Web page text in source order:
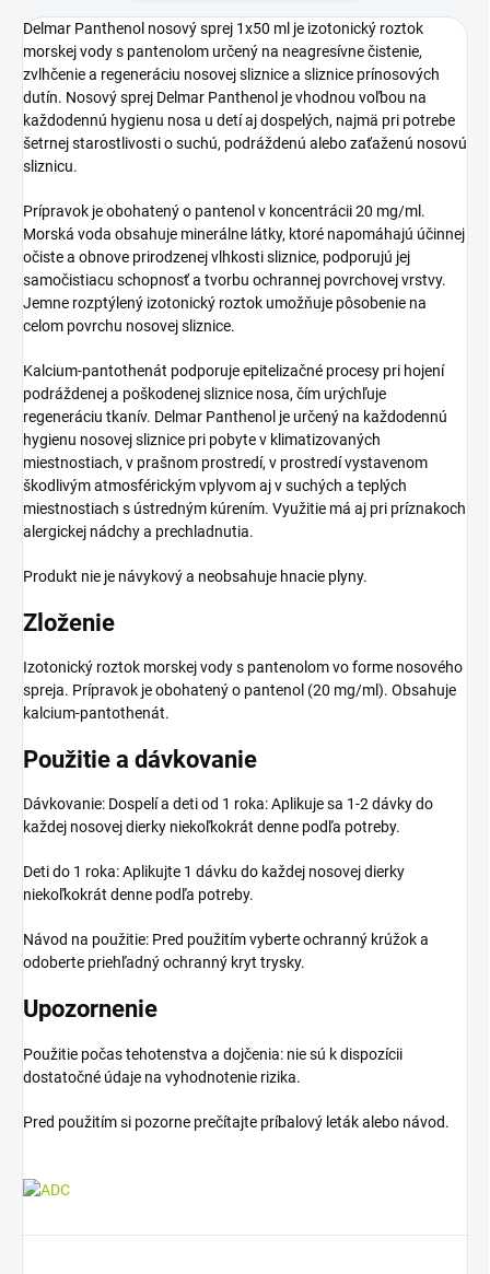
Delmar Panthenol nosový sprej 1x50 ml je izotonický roztok
morskej vody s pantenolom určený na neagresívne čistenie,
zvlhčenie a regeneráciu nosovej sliznice a sliznice prínosových
dutín. Nosový sprej Delmar Panthenol je vhodnou voľbou na
každodennú hygienu nosa u detí aj dospelých, najmä pri potrebe
šetrnej starostlivosti o suchú, podráždenú alebo zaťaženú nosovú
sliznicu.
Prípravok je obohatený o pantenol v koncentrácii 20 mg/ml.
Morská voda obsahuje minerálne látky, ktoré napomáhajú účinnej
očiste a obnove prirodzenej vlhkosti sliznice, podporujú jej
samočistiacu schopnosť a tvorbu ochrannej povrchovej vrstvy.
Jemne rozptýlený izotonický roztok umožňuje pôsobenie na
celom povrchu nosovej sliznice.
Kalcium-pantothenát podporuje epitelizačné procesy pri hojení
podráždenej a poškodenej sliznice nosa, čím urýchľuje
regeneráciu tkanív. Delmar Panthenol je určený na každodennú
hygienu nosovej sliznice pri pobyte v klimatizovaných
miestnostiach, v prašnom prostredí, v prostredí vystavenom
škodlivým atmosférickým vplyvom aj v suchých a teplých
miestnostiach s ústredným kúrením. Využitie má aj pri príznakoch
alergickej nádchy a prechladnutia.
Produkt nie je návykový a neobsahuje hnacie plyny.
Zloženie
Izotonický roztok morskej vody s pantenolom vo forme nosového
spreja. Prípravok je obohatený o pantenol (20 mg/ml). Obsahuje
kalcium-pantothenát.
Použitie a dávkovanie
Dávkovanie: Dospelí a deti od 1 roka: Aplikuje sa 1-2 dávky do
každej nosovej dierky niekoľkokrát denne podľa potreby.
Deti do 1 roka: Aplikujte 1 dávku do každej nosovej dierky
niekoľkokrát denne podľa potreby.
Návod na použitie: Pred použitím vyberte ochranný krúžok a
odoberte priehľadný ochranný kryt trysky.
Upozornenie
Použitie počas tehotenstva a dojčenia: nie sú k dispozícii
dostatočné údaje na vyhodnotenie rizika.
Pred použitím si pozorne prečítajte príbalový leták alebo návod.